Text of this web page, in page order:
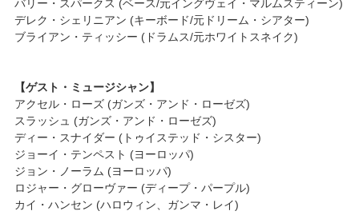
バリー・スパークス (ベース/元イングヴェイ・マルムスティーン)
デレク・シェリニアン (キーボード/元ドリーム・シアター)
ブライアン・ティッシー (ドラムス/元ホワイトスネイク)
【ゲスト・ミュージシャン】
アクセル・ローズ (ガンズ・アンド・ローゼズ)
スラッシュ (ガンズ・アンド・ローゼズ)
ディー・スナイダー (トゥイステッド・シスター)
ジョーイ・テンペスト (ヨーロッパ)
ジョン・ノーラム (ヨーロッパ)
ロジャー・グローヴァー (ディープ・パープル)
カイ・ハンセン (ハロウィン、ガンマ・レイ)